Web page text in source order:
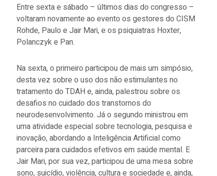
Entre sexta e sábado – últimos dias do congresso –
voltaram novamente ao evento os gestores do CISM
Rohde, Paulo e Jair Mari, e os psiquiatras Hoxter,
Polanczyk e Pan.
Na sexta, o primeiro participou de mais um simpósio,
desta vez sobre o uso dos não estimulantes no
tratamento do TDAH e, ainda, palestrou sobre os
desafios no cuidado dos transtornos do
neurodesenvolvimento. Já o segundo ministrou em
uma atividade especial sobre tecnologia, pesquisa e
inovação, abordando a Inteligência Artificial como
parceira para cuidados efetivos em saúde mental. E
Jair Mari, por sua vez, participou de uma mesa sobre
sono, suicídio, violência, cultura e sociedade e, ainda,